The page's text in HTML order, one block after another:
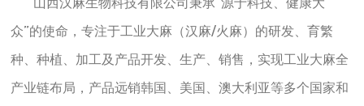
众”的使命，专注于工业大麻（汉麻/火麻）的研发、育繁
种、种植、加工及产品开发、生产、销售，实现工业大麻全
产业链布局，产品远销韩国、美国、澳大利亚等多个国家和